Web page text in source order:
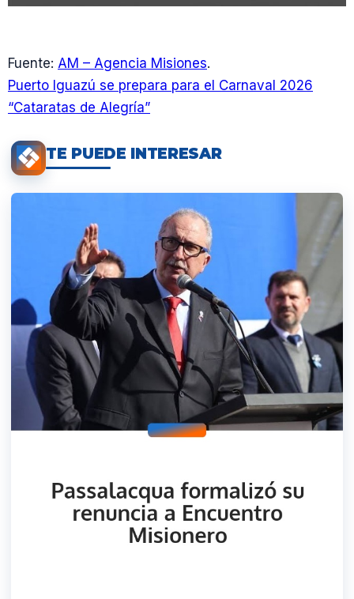
Fuente: AM – Agencia Misiones.
Puerto Iguazú se prepara para el Carnaval 2026
“Cataratas de Alegría”
TE PUEDE INTERESAR